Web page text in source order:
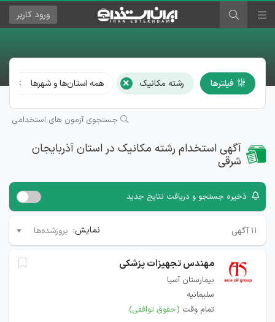
ورود کاربر
فیلترها رشته مکانیک × همه استان‌ها و شهرها
جستجوی آزمون های استخدامی
آگهی استخدام رشته مکانیک در استان آذربایجان
شرقی
ذخیره جستجو و دریافت نتایج جدید
۱۱ آگهی نمایش: بروزشده‌ها
مهندس تجهیزات پزشکی
بیمارستان آسیا
سلیمانیه
تمام وقت (حقوق توافقی)